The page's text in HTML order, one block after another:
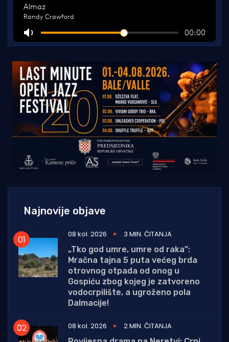
Najnovije objave
08 kol. 2026
3 MIN. ČITANJA
„Tko god umre, umre od raka”:
Mračna tajna 5 puta većeg brda
otrovnog otpada od onog u
Gospiću zbog kojeg je zatvoreno
vodocrpilište, a ugroženo pola
Dalmacije!
08 kol. 2026
2 MIN. ČITANJA